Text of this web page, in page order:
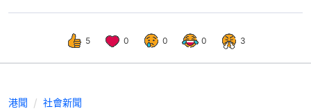
5 0 0 0 3
港聞 社會新聞